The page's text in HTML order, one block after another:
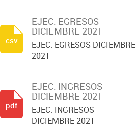
EJEC. EGRESOS
DICIEMBRE 2021
EJEC. EGRESOS DICIEMBRE
2021
csv
EJEC. INGRESOS
DICIEMBRE 2021
EJEC. INGRESOS
DICIEMBRE 2021
pdf